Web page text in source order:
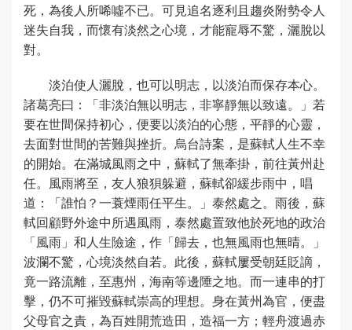
死，為後人所唏噓不已。可見追名逐利且趨炎附勢令人
迷失自我，而懷有淡然之心境，才能寵辱不驚，灑脫以
對。
淡泊使人灑脫，也可以明志，以淡泊而保存本心。
諸葛亮曰：「非淡泊無以明志，非寧靜無以致遠。」若
要在世間保持初心，便要以淡泊的心態，平靜的心靈，
去面對世間的苦難與挫折。烏台詩案，是蘇軾人生不幸
的開始。在滿城風雨之中，蘇軾了無牽掛，前往黃州赴
任。風雨將至，友人狼狽躲避，蘇軾卻緩步雨中，唱
道：「誰怕？一蓑煙雨任平生。」泰然處之。雨後，蘇
軾回顧野外途中所遇風雨，泰然處置致他於死地的政治
「風雨」和人生險途，作「歸去，也無風雨也無晴。」
波瀾不驚，心境淡然自若。此後，蘇軾屢受朝廷貶謫，
竟一路流離，至惠州，海南等邊陲之地。而一連串的打
擊，仍不可摧毀蘇軾崇高的理想。身在黃州為官，便盡
父母官之責，為百姓開荒造田，造福一方；輕舟渡過赤